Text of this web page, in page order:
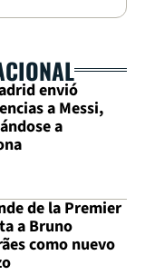
envió
a Messi,
a
de la Premier
a Bruno
como nuevo